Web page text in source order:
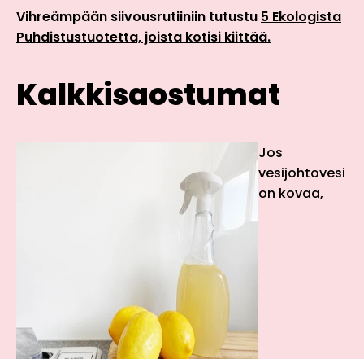
Vihreämpään siivousrutiiniin tutustu 5 Ekologista
Puhdistustuotetta, joista kotisi kiittää.
Kalkkisaostumat
Jos
vesijohtovesi
on kovaa,